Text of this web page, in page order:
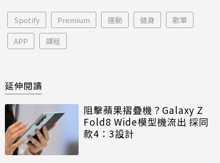
Spotify Premium 運動 健身 歌單
APP 課程
延伸閱讀
阻擊蘋果摺疊機？Galaxy Z
Fold8 Wide模型機流出 採同
款4：3設計